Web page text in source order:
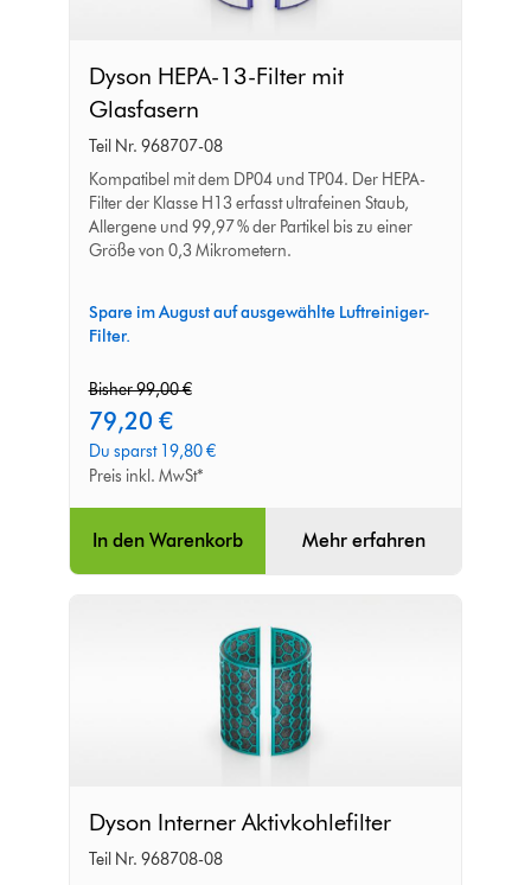
HEPA-
13-
Filter
mit
Glasfasern
Dyson HEPA-13-Filter mit
Glasfasern
Teil Nr. 968707-08
Kompatibel mit dem DP04 und TP04. Der HEPA-
Filter der Klasse H13 erfasst ultrafeinen Staub,
Allergene und 99,97 % der Partikel bis zu einer
Größe von 0,3 Mikrometern.
Spare im August auf ausgewählte Luftreiniger-
Filter.
original
price:
Bisher 99,00 €
current
price:
79,20 €
Du sparst 19,80 €
Preis inkl. MwSt*
In den Warenkorb Mehr erfahren
Interner
Aktivkohlefilter
Dyson Interner Aktivkohlefilter
Teil Nr. 968708-08